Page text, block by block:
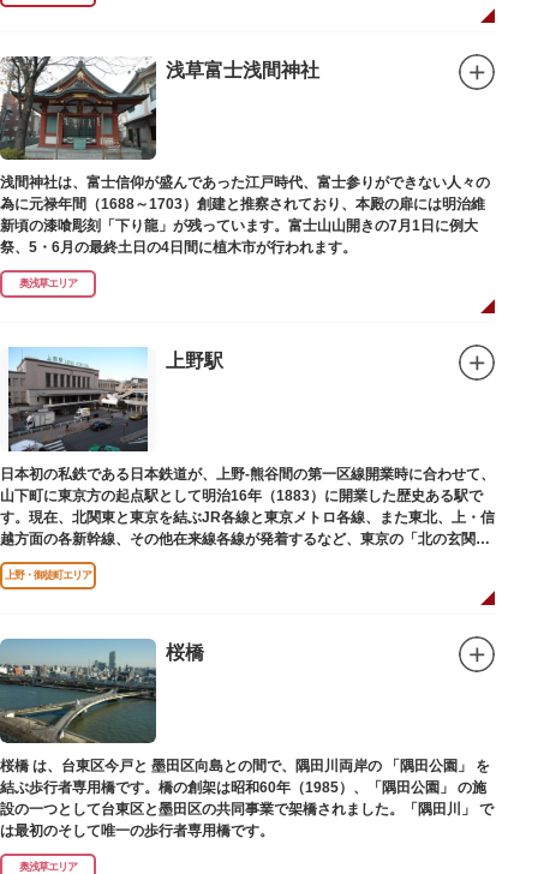
浅草富士浅間神社
浅間神社は、富士信仰が盛んであった江戸時代、富士参りができない人々の
為に元禄年間（1688～1703）創建と推察されており、本殿の扉には明治維
新頃の漆喰彫刻「下り龍」が残っています。富士山山開きの7月1日に例大
祭、5・6月の最終土日の4日間に植木市が行われます。
奥浅草エリア
上野駅
日本初の私鉄である日本鉄道が、上野-熊谷間の第一区線開業時に合わせて、
山下町に東京方の起点駅として明治16年（1883）に開業した歴史ある駅で
す。現在、北関東と東京を結ぶJR各線と東京メトロ各線、また東北、上・信
越方面の各新幹線、その他在来線各線が発着するなど、東京の「北の玄関
口」として機能しています。
上野・御徒町エリア
桜橋
桜橋 は、台東区今戸と 墨田区向島との間で、隅田川両岸の 「隅田公園」 を
結ぶ歩行者専用橋です。橋の創架は昭和60年（1985）、「隅田公園」 の施
設の一つとして台東区と墨田区の共同事業で架橋されました。「隅田川」 で
は最初のそして唯一の歩行者専用橋です。
奥浅草エリア